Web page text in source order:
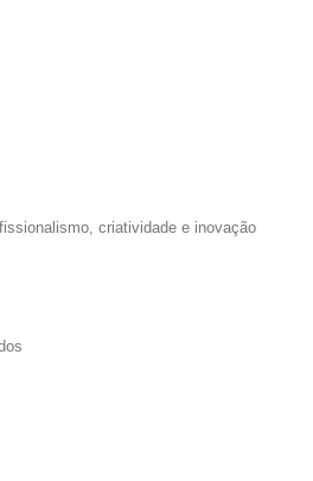
criatividade e inovação